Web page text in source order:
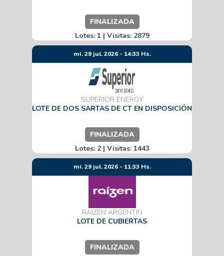
FINALIZADA
Lotes: 1 | Visitas: 2879
mi. 29 jul. 2026 - 14:33 Hs.
SUPERIOR ENERGY
LOTE DE DOS SARTAS DE CT EN DISPOSICIÓN
FINALIZADA
Lotes: 2 | Visitas: 1443
mi. 29 jul. 2026 - 11:33 Hs.
RAIZEN ARGENTIN
LOTE DE CUBIERTAS
FINALIZADA